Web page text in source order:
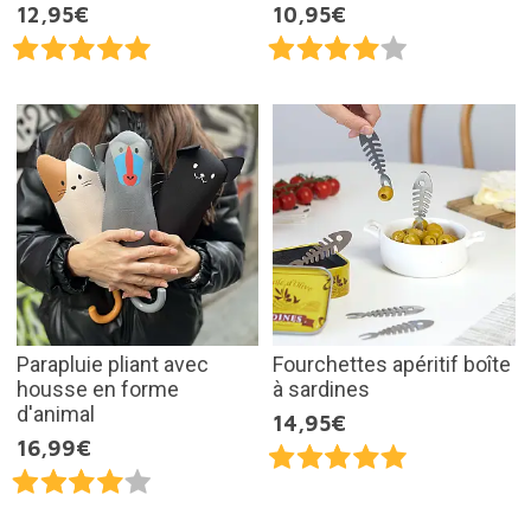
12,95€
10,95€
Parapluie pliant avec
housse en forme
d'animal
16,99€
Fourchettes apéritif boîte
à sardines
14,95€